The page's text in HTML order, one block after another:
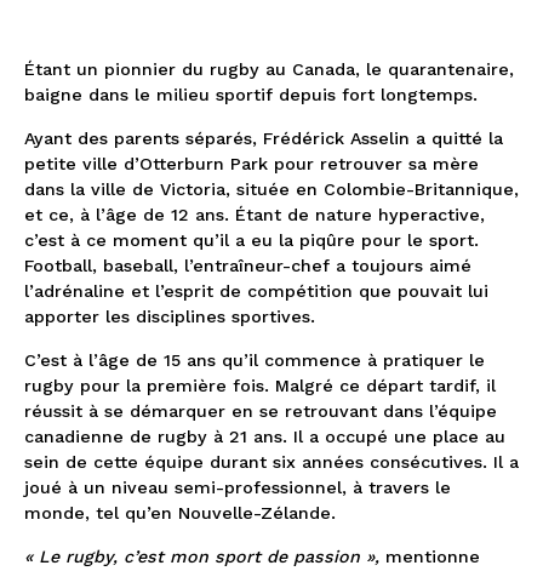
Étant un pionnier du rugby au Canada, le quarantenaire,
baigne dans le milieu sportif depuis fort longtemps.
Ayant des parents séparés, Frédérick Asselin a quitté la
petite ville d’Otterburn Park pour retrouver sa mère
dans la ville de Victoria, située en Colombie-Britannique,
et ce, à l’âge de 12 ans. Étant de nature hyperactive,
c’est à ce moment qu’il a eu la piqûre pour le sport.
Football, baseball, l’entraîneur-chef a toujours aimé
l’adrénaline et l’esprit de compétition que pouvait lui
apporter les disciplines sportives.
C’est à l’âge de 15 ans qu’il commence à pratiquer le
rugby pour la première fois. Malgré ce départ tardif, il
réussit à se démarquer en se retrouvant dans l’équipe
canadienne de rugby à 21 ans. Il a occupé une place au
sein de cette équipe durant six années consécutives. Il a
joué à un niveau semi-professionnel, à travers le
monde, tel qu’en Nouvelle-Zélande.
« Le rugby, c’est mon sport de passion », mentionne